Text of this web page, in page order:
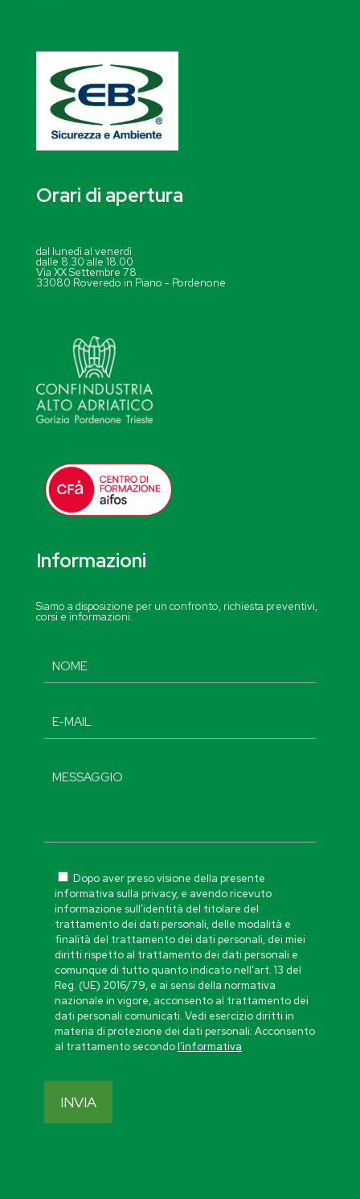
Orari di apertura
dal lunedì al venerdì
dalle 8.30 alle 18.00
Via XX Settembre 78
33080 Roveredo in Piano - Pordenone
Informazioni
Siamo a disposizione per un confronto, richiesta preventivi,
corsi e informazioni.
Dopo aver preso visione della presente
informativa sulla privacy, e avendo ricevuto
informazione sull’identità del titolare del
trattamento dei dati personali, delle modalità e
finalità del trattamento dei dati personali, dei miei
diritti rispetto al trattamento dei dati personali e
comunque di tutto quanto indicato nell’art. 13 del
Reg. (UE) 2016/79, e ai sensi della normativa
nazionale in vigore, acconsento al trattamento dei
dati personali comunicati. Vedi esercizio diritti in
materia di protezione dei dati personali: Acconsento
al trattamento secondol’informativa